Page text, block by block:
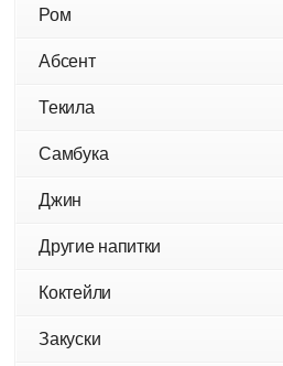
Ром
Абсент
Текила
Самбука
Джин
Другие напитки
Коктейли
Закуски